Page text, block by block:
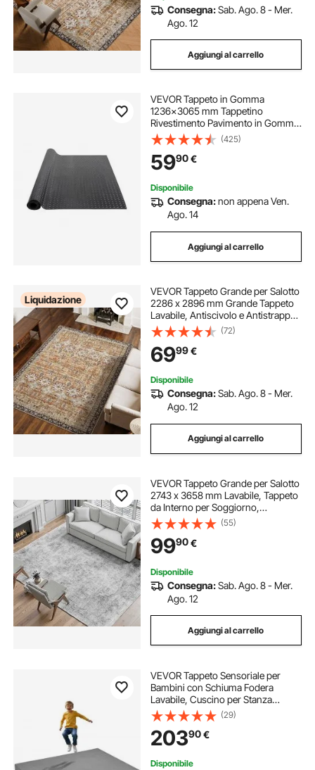
Consegna:Sab. Ago. 8 - Mer.
Ago. 12
Aggiungi al carrello
VEVOR Tappeto in Gomma
1236x3065 mm Tappetino
Rivestimento Pavimento in Gomma
SBR, Tappeto Borchiato Spessore 3
mm Tappeto Diamantato a Strappo,
Tappeto Antiscivolo per Garage,
Magazzini, Palestra
(425)
5990€
Disponibile
Consegna:non appena Ven.
Ago. 14
Aggiungi al carrello
Liquidazione
VEVOR Tappeto Grande per Salotto
2286 x 2896 mm Grande Tappeto
Lavabile, Antiscivolo e Antistrappo,
Adatto ad Animali Domestici e
Bambini, per Camera da Letto,
Soggiorno, Ingresso, Marrone
Verde
(72)
6999€
Disponibile
Consegna:Sab. Ago. 8 - Mer.
Ago. 12
Aggiungi al carrello
VEVOR Tappeto Grande per Salotto
2743 x 3658 mm Lavabile, Tappeto
da Interno per Soggiorno,
Antiscivolo e Antistrappo, per
Animali Domestici e Bambini, per
Camera da Letto, Cameretta,
Ufficio, Grigio
(55)
9990€
Disponibile
Consegna:Sab. Ago. 8 - Mer.
Ago. 12
Aggiungi al carrello
VEVOR Tappeto Sensoriale per
Bambini con Schiuma Fodera
Lavabile, Cuscino per Stanza
Sensoriale per Bambini e Adulti,
Materasso di Caduta per Protezione
Arrampicata Ginnastica da Palestra,
Grigio
(29)
20390€
Disponibile